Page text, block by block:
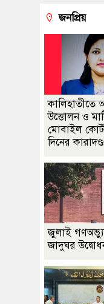
জনপ্রিয়
কালিহাতীতে
উত্তোলন ও
মোবাইল
দিনের কারাদণ্ড
জুলাই
জাদুঘর